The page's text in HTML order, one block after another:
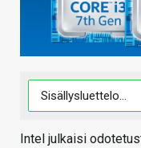
HAKU
Intel julkaisi